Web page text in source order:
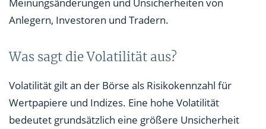
Anlegern, Investoren und Tradern.
Was sagt die Volatilität aus?
Volatilität gilt an der Börse als Risikokennzahl für
Wertpapiere und Indizes. Eine hohe Volatilität
bedeutet grundsätzlich eine größere Unsicherheit